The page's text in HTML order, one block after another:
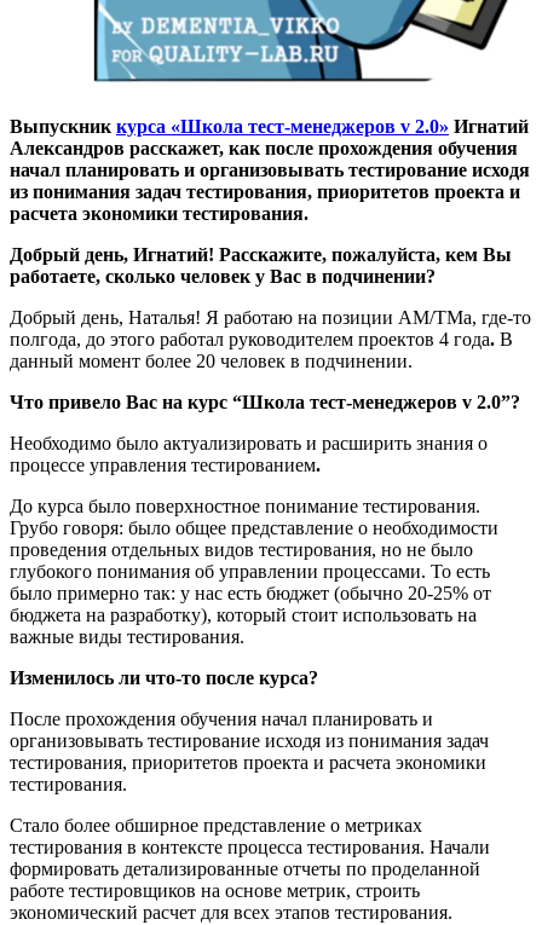
Выпускниккурса «Школа тест-менеджеров v 2.0» Игнатий
Александров расскажет, как после прохождения обучения
начал планировать и организовывать тестирование исходя
из понимания задач тестирования, приоритетов проекта и
расчета экономики тестирования.
Добрый день, Игнатий! Расскажите, пожалуйста, кем Вы
работаете, сколько человек у Вас в подчинении?
Добрый день, Наталья! Я работаю на позиции АМ/ТМа, где-то
полгода, до этого работал руководителем проектов 4 года. В
данный момент более 20 человек в подчинении.
Что привело Вас на курс “Школа тест-менеджеров v 2.0”?
Необходимо было актуализировать и расширить знания о
процессе управления тестированием.
До курса было поверхностное понимание тестирования.
Грубо говоря: было общее представление о необходимости
проведения отдельных видов тестирования, но не было
глубокого понимания об управлении процессами. То есть
было примерно так: у нас есть бюджет (обычно 20-25% от
бюджета на разработку), который стоит использовать на
важные виды тестирования.
Изменилось ли что-то после курса?
После прохождения обучения начал планировать и
организовывать тестирование исходя из понимания задач
тестирования, приоритетов проекта и расчета экономики
тестирования.
Стало более обширное представление о метриках
тестирования в контексте процесса тестирования. Начали
формировать детализированные отчеты по проделанной
работе тестировщиков на основе метрик, строить
экономический расчет для всех этапов тестирования.